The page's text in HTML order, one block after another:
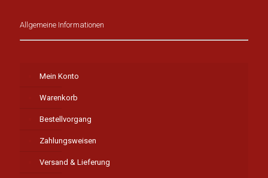
Allgemeine Informationen
Mein Konto
Warenkorb
Bestellvorgang
Zahlungsweisen
Versand & Lieferung